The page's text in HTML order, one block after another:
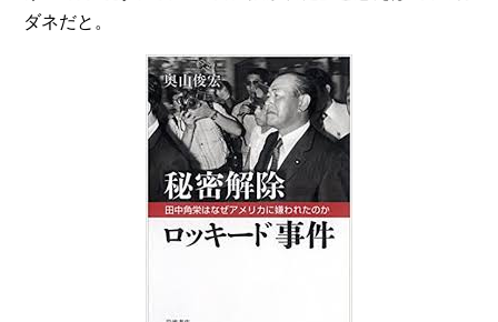
ダネだと。